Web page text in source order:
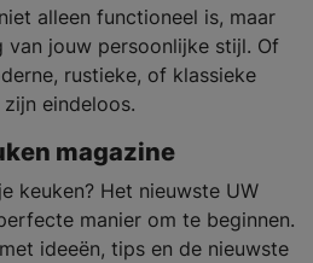
alleen functioneel is, maar
van jouw persoonlijke stijl. Of
rustieke, of klassieke
eindeloos.
magazine
keuken? Het nieuwste UW
manier om te beginnen.
ideeën, tips en de nieuwste